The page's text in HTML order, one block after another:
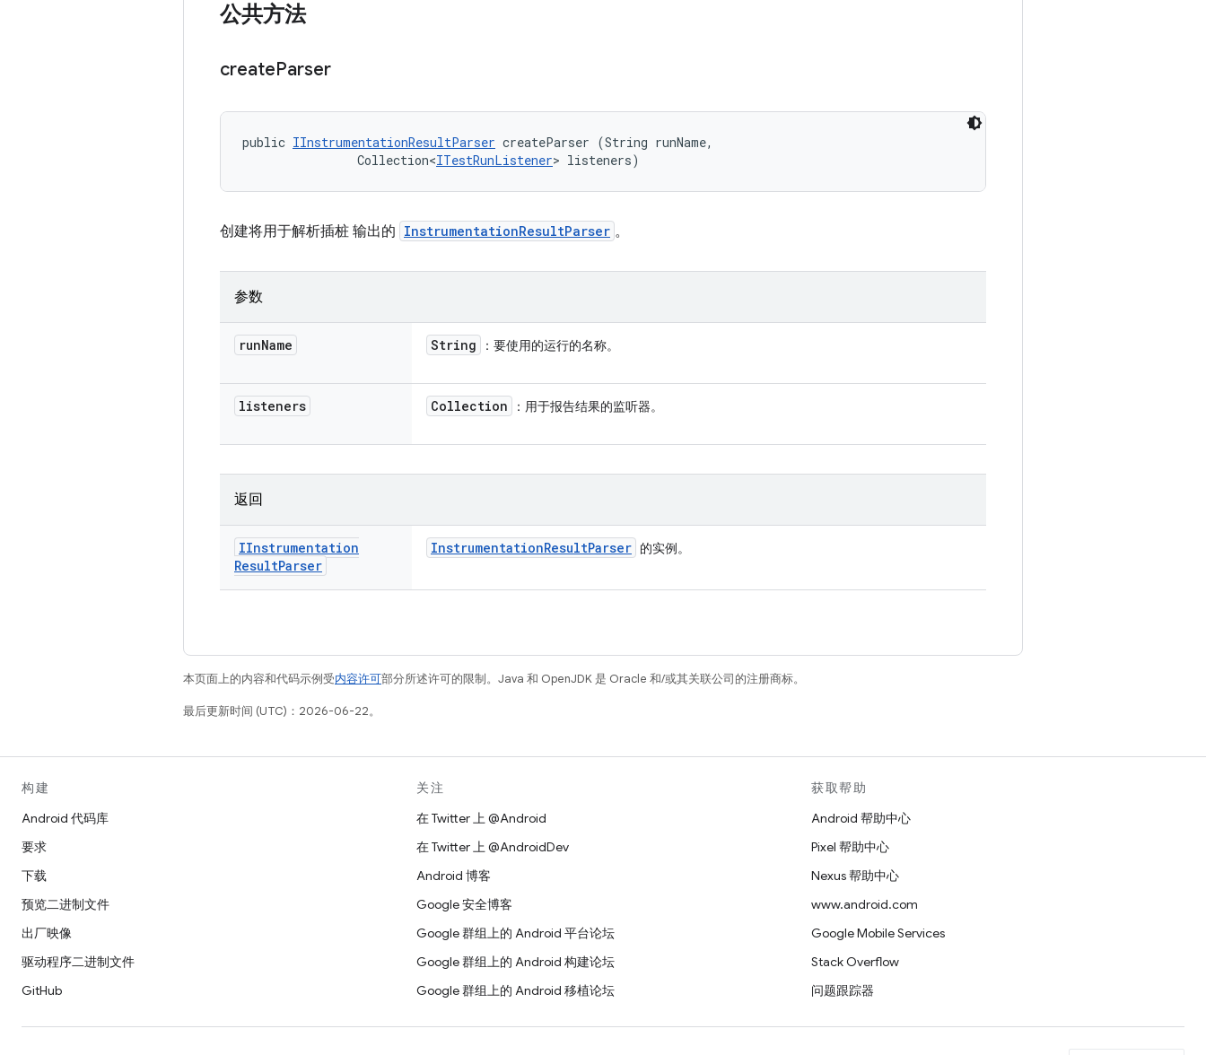
公共方法
createParser
public IInstrumentationResultParser createParser (String runName,
                Collection<
ITestRunListener> listeners)
创建将用于解析插桩 输出的 InstrumentationResultParser 。
参数
runName String ：要使用的运行的名称。
listeners Collection ：用于报告结果的监听器。
返回
IInstrumentation
ResultParser
InstrumentationResultParser 的实例。
本页面上的内容和代码示例受内容许可部分所述许可的限制。Java 和 OpenJDK 是 Oracle 和/或其关联公司的注册商标。
最后更新时间 (UTC)：2026-06-22。
构建
Android 代码库
要求
下载
预览二进制文件
出厂映像
驱动程序二进制文件
GitHub
关注
在 Twitter 上 @Android
在 Twitter 上 @AndroidDev
Android 博客
Google 安全博客
Google 群组上的 Android 平台论坛
Google 群组上的 Android 构建论坛
Google 群组上的 Android 移植论坛
获取帮助
Android 帮助中心
Pixel 帮助中心
Nexus 帮助中心
www.android.com
Google Mobile Services
Stack Overflow
问题跟踪器